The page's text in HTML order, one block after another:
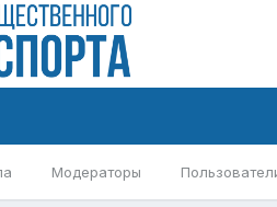
Модераторы